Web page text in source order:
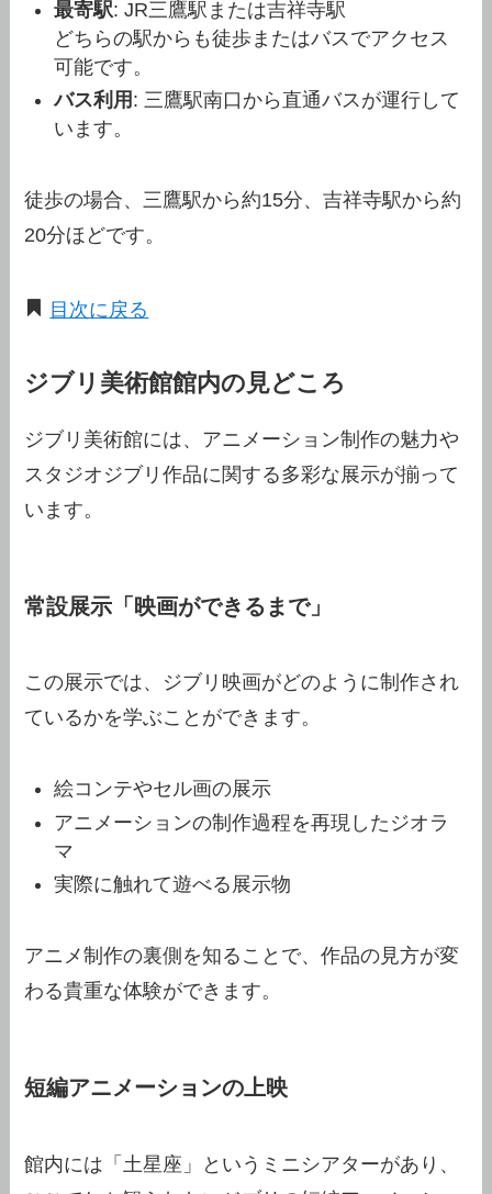
最寄駅: JR三鷹駅または吉祥寺駅
どちらの駅からも徒歩またはバスでアクセス
可能です。
バス利用 : 三鷹駅南口から直通バスが運行して
います。
徒歩の場合、三鷹駅から約15分、吉祥寺駅から約
20分ほどです。
目次に戻る
ジブリ美術館館内の見どころ
ジブリ美術館には、アニメーション制作の魅力や
スタジオジブリ作品に関する多彩な展示が揃って
います。
常設展示「映画ができるまで」
この展示では、ジブリ映画がどのように制作され
ているかを学ぶことができます。
絵コンテやセル画の展示
アニメーションの制作過程を再現したジオラ
マ
実際に触れて遊べる展示物
アニメ制作の裏側を知ることで、作品の見方が変
わる貴重な体験ができます。
短編アニメーションの上映
館内には「土星座」というミニシアターがあり、